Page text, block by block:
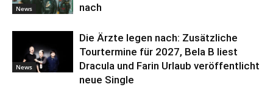
News
nach
News
Die Ärzte legen nach: Zusätzliche
Tourtermine für 2027, Bela B liest
Dracula und Farin Urlaub veröffentlicht
neue Single